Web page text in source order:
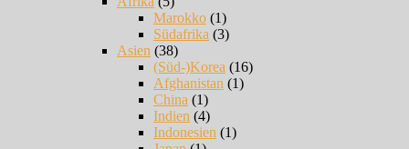
Marokko (1)
Südafrika (3)
Asien (38)
(Süd-)Korea (16)
Afghanistan (1)
China (1)
Indien (4)
Indonesien (1)